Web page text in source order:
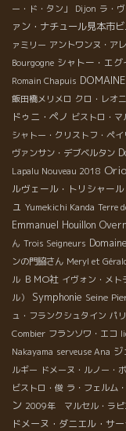
ー・ド・タン」
Dijon ラ・
ァン・ナチュール見本市
ァミリー アントワンヌ・ア
Bourgogne シャトー・エグ
Romain Chapuis
飯田橋メリメロ クロ・レオ
ドゥニ・ペノ ビストロ・マ
シャトー・クリストフ・ペイ
ヴァンサン・デブベルタン
Lapalu Nouveau 2018
ルヴェール・トリシャール
ュ Yumekichi Kanda Terre
Emmanuel Houillon
ん Trois Seigneurs
ンの門脇さん Meryl et
ル ＢＭО社 イヴォン・メト
ル）
Symphonie Seine
ュ・フランクシュタイン パ
Combier フランソワ・エコ
Nakayama serveuse Ana ジ
ルギー ドメーヌ・ルノー・
ビストロ・俊 ラ・フェルム
ン 2009年 マルセル・ラピ
ドメーヌ・ダニエル・サー